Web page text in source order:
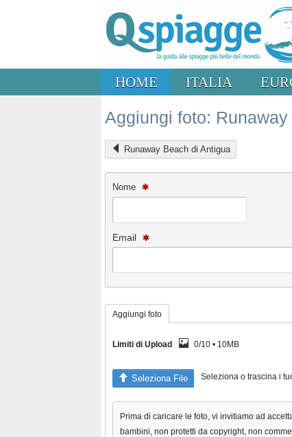
HOME ITALIA
Aggiungi foto:
Runaway Beach di Antigua
Nome
Email
Aggiungi foto
Limiti di Upload 0/10 • 10MB
Seleziona File Seleziona o trascina i
Prima di caricare le foto, vi invitiamo ad
bambini, non protetti da copyright, non